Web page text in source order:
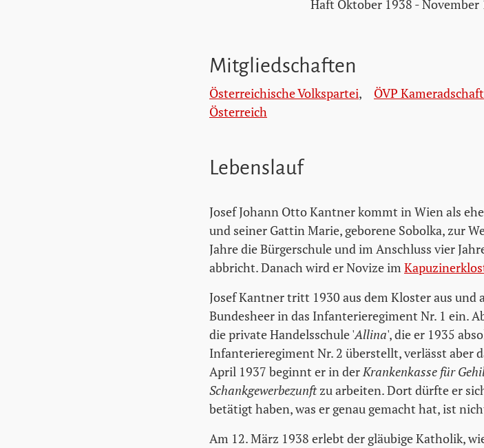
Haft Oktober 1938 - November
Mitgliedschaften
Österreichische Volkspartei, ÖVP
Österreich
Lebenslauf
Josef Johann Otto Kantner kommt in Wien als
und seiner Gattin Marie, geborene Sobolka, zur
Jahre die Bürgerschule und im Anschluss vier
abbricht. Danach wird er Novize im
Josef Kantner tritt 1930 aus dem Kloster aus und
Bundesheer in das Infanterieregiment Nr. 1 ein.
die private Handelsschule 'Allina', die er 1935
Infanterieregiment Nr. 2 überstellt, verlässt aber
April 1937 beginnt er in derKrankenkasse für
Schankgewerbezunftzu arbeiten. Dort dürfte er
betätigt haben, was er genau gemacht hat, ist
Am 12. März 1938 erlebt der gläubige Katholik,